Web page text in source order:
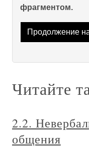
фрагментом.
Продолжение
Читайте
2.2.
общения